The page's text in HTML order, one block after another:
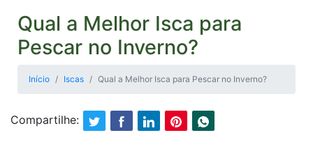
Qual a Melhor Isca para
Pescar no Inverno?
Início Iscas Qual a Melhor Isca para Pescar no Inverno?
Compartilhe: